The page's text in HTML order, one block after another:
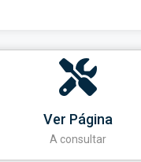
Ver Página
A consultar